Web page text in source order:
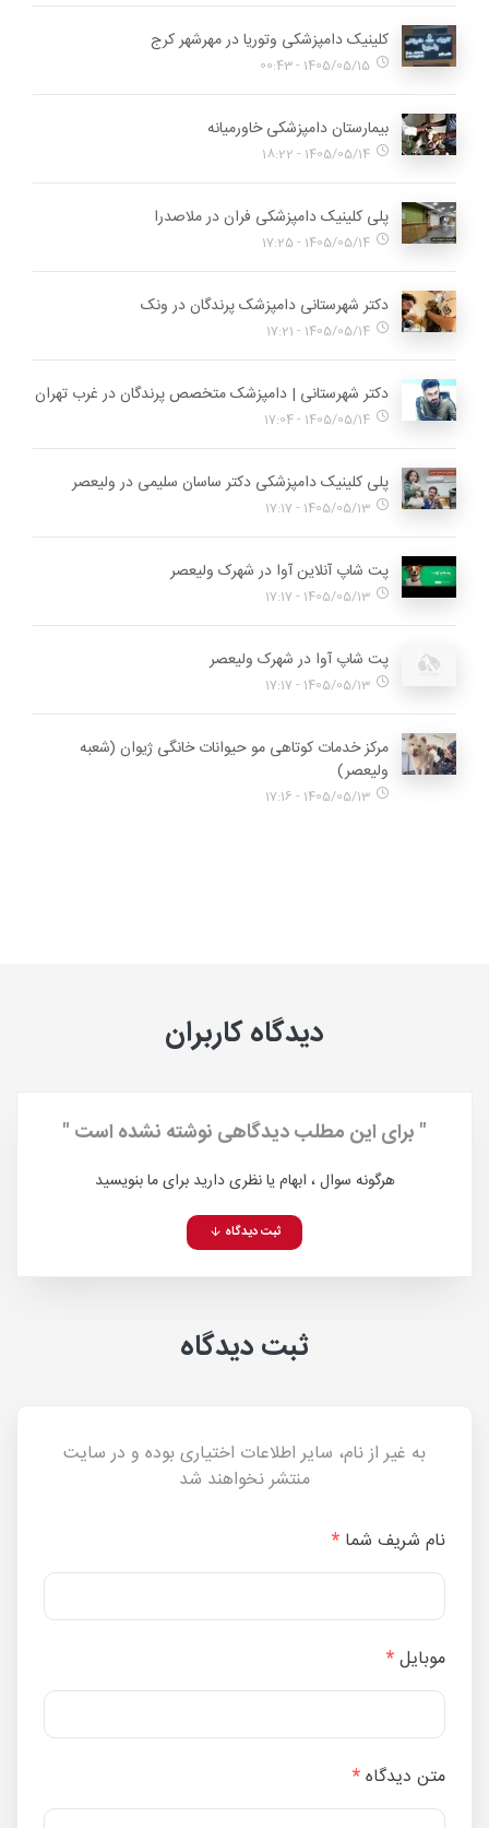
کلینیک دامپزشکی وتوریا در مهرشهر کرج
1405/05/15 - 00:43
بیمارستان دامپزشکی خاورمیانه
1405/05/14 - 18:22
پلی کلینیک دامپزشکی فران در ملاصدرا
1405/05/14 - 17:25
دکتر شهرستانی دامپزشک پرندگان در ونک
1405/05/14 - 17:21
دکتر شهرستانی | دامپزشک متخصص پرندگان در غرب تهران
1405/05/14 - 17:04
پلی کلینیک دامپزشکی دکتر ساسان سلیمی در ولیعصر
1405/05/13 - 17:17
پت شاپ آنلاین آوا در شهرک ولیعصر
1405/05/13 - 17:17
پت شاپ آوا در شهرک ولیعصر
1405/05/13 - 17:17
مرکز خدمات کوتاهی مو حیوانات خانگی ژیوان (شعبه
ولیعصر)
1405/05/13 - 17:16
دیدگاه کاربران
" برای این مطلب دیدگاهی نوشته نشده است "
هرگونه سوال ، ابهام یا نظری دارید برای ما بنویسید
ثبت دیدگاه
ثبت دیدگاه
به غیر از نام، سایر اطلاعات اختیاری بوده و در سایت
منتشر نخواهند شد
نام شریف شما *
موبایل*
متن دیدگاه*